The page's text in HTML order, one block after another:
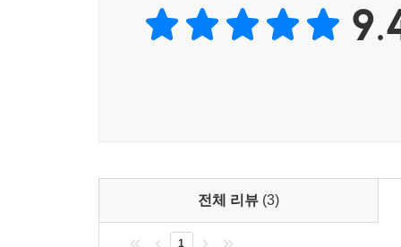
빌 바우어만이 이 책에서 끊임없이 강조하는 말
운동은 매우 중요하지만, 너무 하기 싫을 때 혹은
전체 리뷰 (3)
1